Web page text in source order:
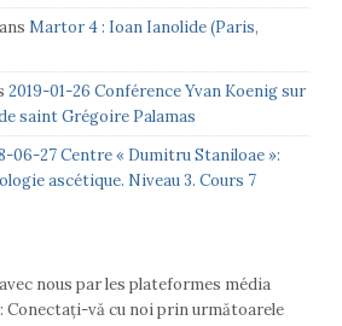
Martor 4 : Ioan Ianolide (Paris,
2019-01-26 Conférence Yvan Koenig sur
saint Grégoire Palamas
06-27 Centre « Dumitru Staniloae »:
ascétique. Niveau 3. Cours 7
nous par les plateformes média